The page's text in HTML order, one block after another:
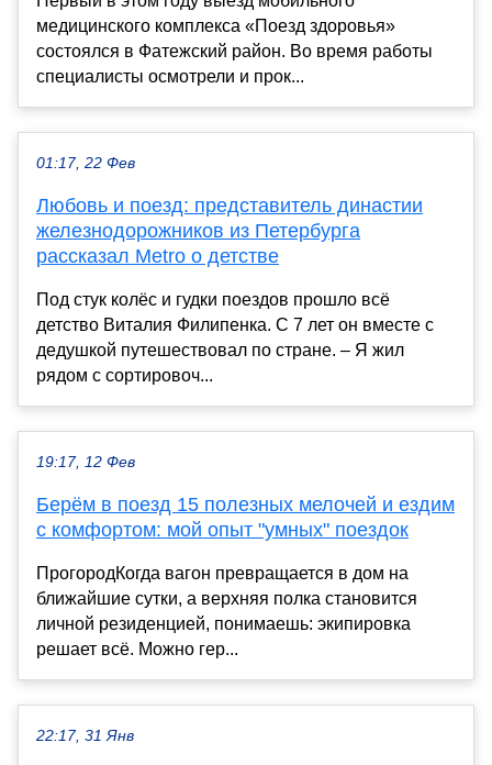
медицинского комплекса «Поезд здоровья»
состоялся в Фатежский район. Во время работы
специалисты осмотрели и прок...
01:17, 22 Фев
Любовь и поезд: представитель династии
железнодорожников из Петербурга
рассказал Metro о детстве
Под стук колёс и гудки поездов прошло всё
детство Виталия Филипенка. С 7 лет он вместе с
дедушкой путешествовал по стране. – Я жил
рядом с сортировоч...
19:17, 12 Фев
Берём в поезд 15 полезных мелочей и ездим
с комфортом: мой опыт "умных" поездок
ПрогородКогда вагон превращается в дом на
ближайшие сутки, а верхняя полка становится
личной резиденцией, понимаешь: экипировка
решает всё. Можно гер...
22:17, 31 Янв